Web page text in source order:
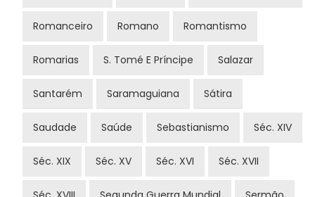
Romanceiro Romano Romantismo
Romarias S. Tomé E Príncipe Salazar
Santarém Saramaguiana Sátira
Saudade Saúde Sebastianismo Séc. XIV
Séc. XIX Séc. XV Séc. XVI Séc. XVII